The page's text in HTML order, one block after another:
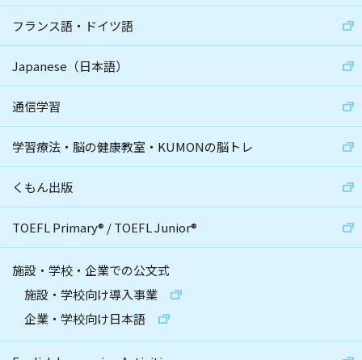
フランス語・ドイツ語
Japanese（日本語）
通信学習
学習療法・脳の健康教室・KUMONの脳トレ
くもん出版
TOEFL Primary® /TOEFL Junior®
施設・学校・企業での公文式
施設・学校向け導入事業
企業・学校向け日本語